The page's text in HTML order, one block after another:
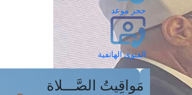
حجز موعد
الفتوى الهاتفية
مَواقِيتُ الصَّـــلاة